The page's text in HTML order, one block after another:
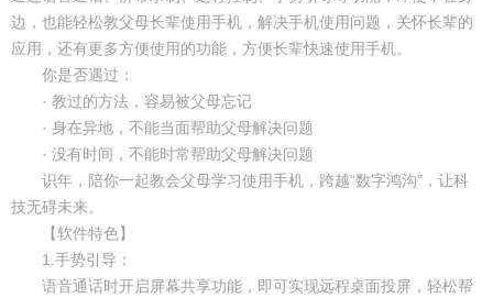
边，也能轻松教父母长辈使用手机，解决手机使用问题，关怀长辈的
应用，还有更多方便使用的功能，方便长辈快速使用手机。
你是否遇过：
· 教过的方法，容易被父母忘记
· 身在异地，不能当面帮助父母解决问题
· 没有时间，不能时常帮助父母解决问题
识年，陪你一起教会父母学习使用手机，跨越“数字鸿沟”，让科
技无碍未来。
【软件特色】
1.手势引导：
语音通话时开启屏幕共享功能，即可实现远程桌面投屏，轻松帮